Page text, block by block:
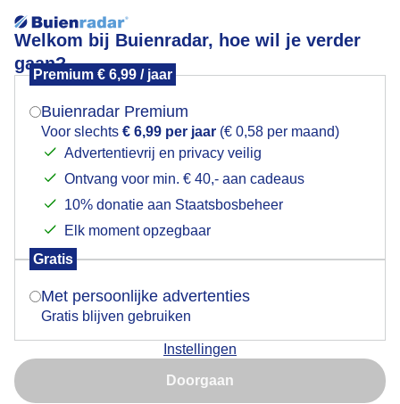
Welkom bij Buienradar, hoe wil je verder
gaan?
Premium € 6,99 / jaar
Buienradar Premium
Voor slechts € 6,99 per jaar (€ 0,58 per maand)
Advertentievrij en privacy veilig
Ontvang voor min. € 40,- aan cadeaus
10% donatie aan Staatsbosbeheer
Elk moment opzegbaar
Gratis
Met persoonlijke advertenties
Gratis blijven gebruiken
Instellingen
Doorgaan
paragliding
Een moment geduld aub...
Populaire categorieën
Lente
Zomer
Mogen we je locatie gebruiken voor het
Indien je hier nog geen akkoord op hebt gegeven,
verschijnt er zo een pop-up uit je browser waarin
Is goed, toon de popup
Nu niet, misschien later